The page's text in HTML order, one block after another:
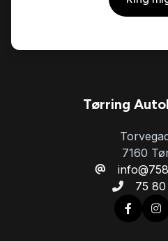
Tørring
7160
75